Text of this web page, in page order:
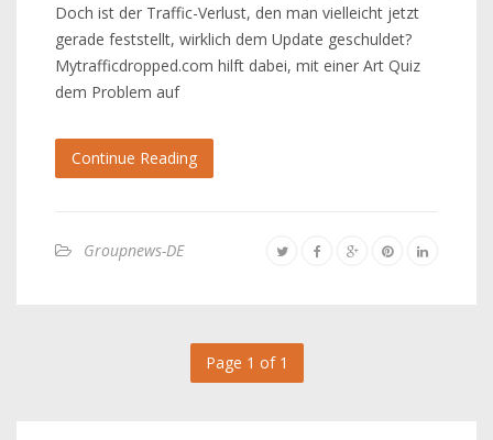
Doch ist der Traffic-Verlust, den man vielleicht jetzt
gerade feststellt, wirklich dem Update geschuldet?
Mytrafficdropped.com hilft dabei, mit einer Art Quiz
dem Problem auf
Continue Reading
Groupnews-DE
Page 1 of 1